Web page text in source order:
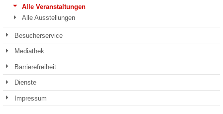
Alle Veranstaltungen
Alle Ausstellungen
Besucherservice
Mediathek
Barrierefreiheit
Dienste
Impressum